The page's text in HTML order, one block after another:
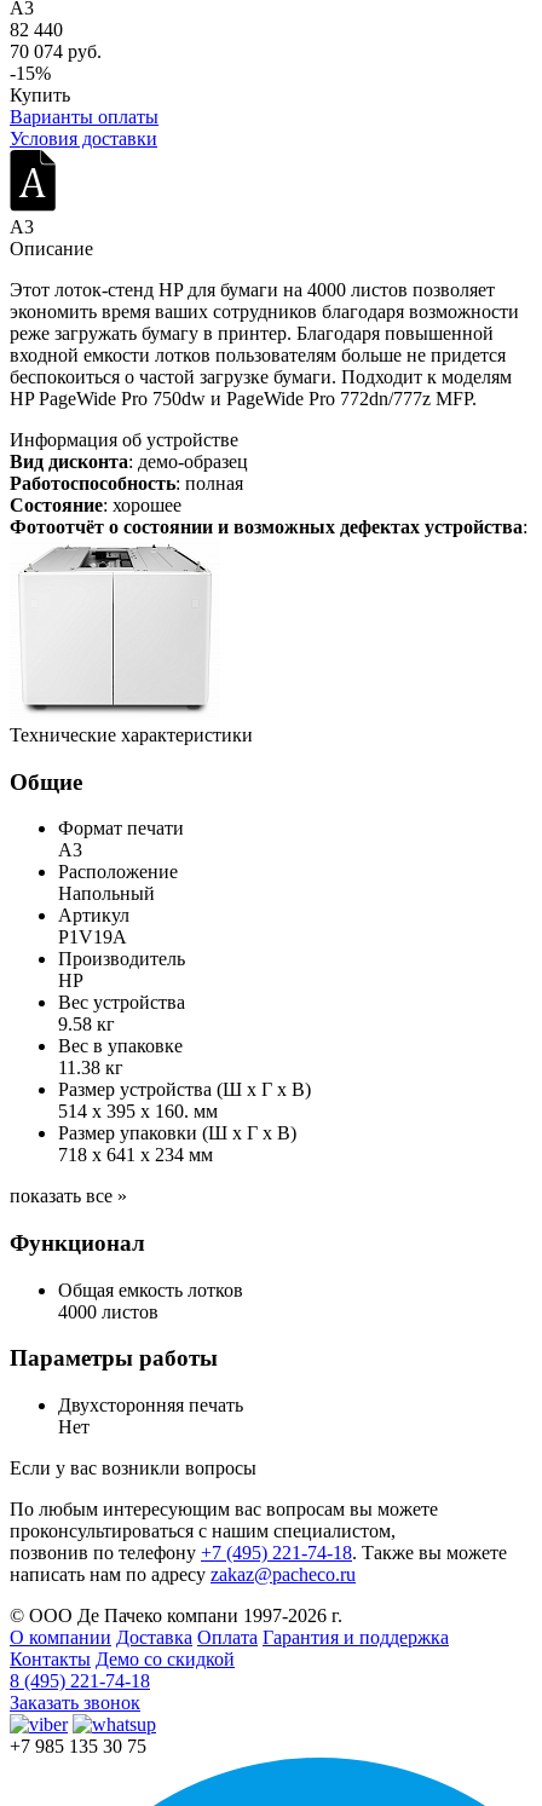
A3
82 440
70 074 руб.
-15%
Купить
Варианты оплаты
Условия доставки
A3
Описание
Этот лоток-стенд HP для бумаги на 4000 листов позволяет
экономить время ваших сотрудников благодаря возможности
реже загружать бумагу в принтер. Благодаря повышенной
входной емкости лотков пользователям больше не придется
беспокоиться о частой загрузке бумаги. Подходит к моделям
HP PageWide Pro 750dw и PageWide Pro 772dn/777z MFP.
Информация об устройстве
Вид дисконта: демо-образец
Работоспособность: полная
Состояние: хорошее
Фотоотчёт о состоянии и возможных дефектах устройства:
Технические характеристики
Общие
Формат печати
A3
Расположение
Напольный
Артикул
P1V19A
Производитель
HP
Вес устройства
9.58 кг
Вес в упаковке
11.38 кг
Размер устройства (Ш x Г x В)
514 x 395 x 160. мм
Размер упаковки (Ш x Г x В)
718 x 641 x 234 мм
показать все »
Функционал
Общая емкость лотков
4000 листов
Параметры работы
Двухсторонняя печать
Нет
Если у вас возникли вопросы
По любым интересующим вас вопросам вы можете
проконсультироваться с нашим специалистом,
позвонив по телефону +7 (495) 221-74-18. Также вы можете
написать нам по адресу zakaz@pacheco.ru
© ООО Де Пачеко компани 1997-2026 г.
О компании Доставка Оплата Гарантия и поддержка
Контакты Демо со скидкой
8 (495) 221-74-18
Заказать звонок
+7 985 135 30 75